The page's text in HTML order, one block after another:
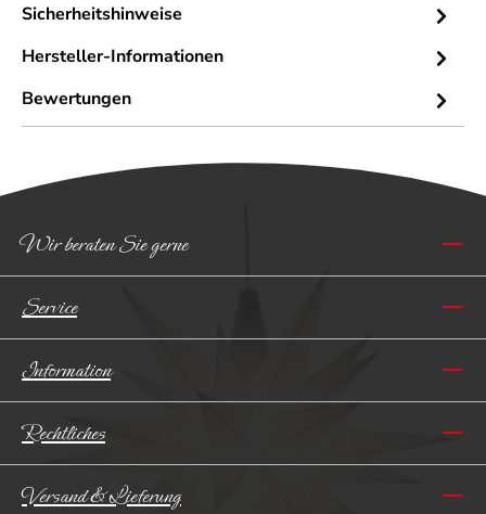
Sicherheitshinweise
Hersteller-Informationen
Bewertungen
Wir beraten Sie gerne
Service
Information
Rechtliches
Versand & Lieferung